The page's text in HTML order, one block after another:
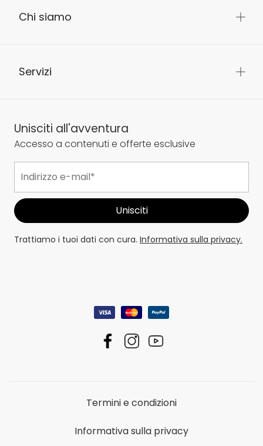
Chi siamo
Servizi
Unisciti all'avventura
Accesso a contenuti e offerte esclusive
Trattiamo i tuoi dati con cura. Informativa sulla privacy.
Termini e condizioni
Informativa sulla privacy